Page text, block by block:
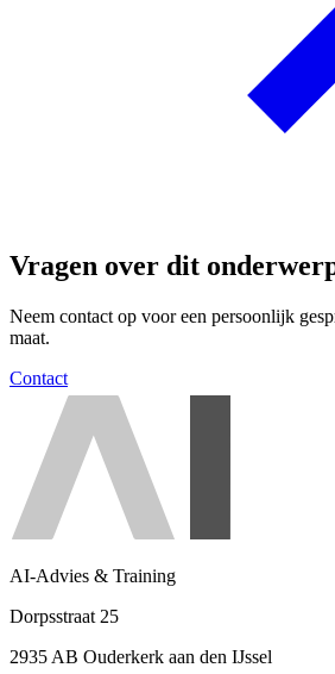
Vragen over dit
Neem contact op voor een persoonlijk
maat.
Contact
AI-Advies & Training
Dorpsstraat 25
2935 AB Ouderkerk aan den IJssel